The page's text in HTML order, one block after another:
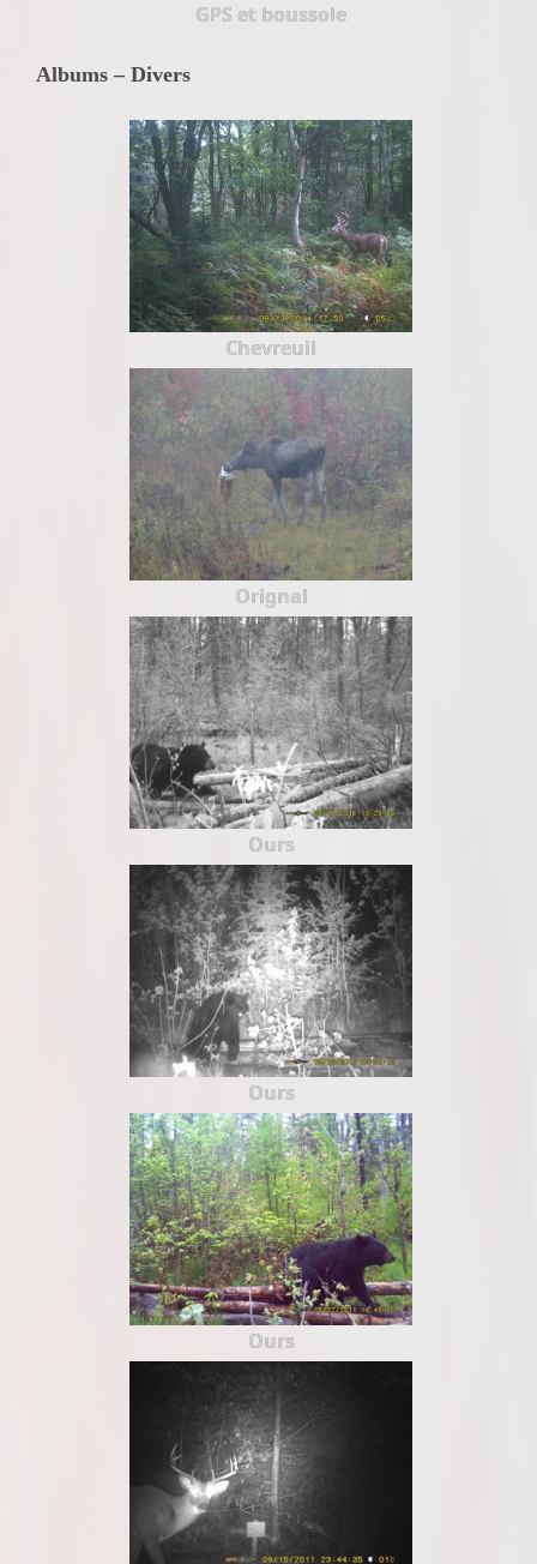
GPS et boussole
Albums – Divers
Chevreuil
Orignal
Ours
Ours
Ours